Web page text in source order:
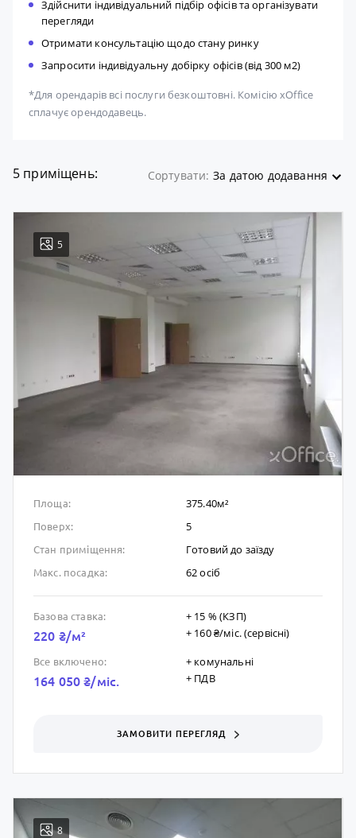
Здійснити індивідуальний підбір офісів та організувати
перегляди
Отримати консультацію щодо стану ринку
Запросити індивідуальну добірку офісів (від 300 м2)
*Для орендарів всі послуги безкоштовні. Комісію xOffice
сплачує орендодавець.
5 приміщень: Сортувати: За датою додавання
5
Площа: 375.40м²
Поверх: 5
Стан приміщення: Готовий до заïзду
Макс. посадка: 62 осіб
Базова ставка:
220 ₴/м²
+ 15 % (КЗП)
+ 160 ₴/мic. (сервісні)
Все включено:
164 050 ₴/мic.
+ комунальні
+ ПДВ
ЗАМОВИТИ ПЕРЕГЛЯД
8